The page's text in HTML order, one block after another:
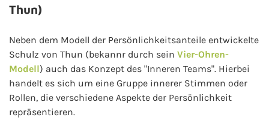
Thun)
Neben dem Modell der Persönlichkeitsanteile entwickelte
Schulz von Thun (bekannr durch sein Vier-Ohren-
Modell) auch das Konzept des "Inneren Teams". Hierbei
handelt es sich um eine Gruppe innerer Stimmen oder
Rollen, die verschiedene Aspekte der Persönlichkeit
repräsentieren.